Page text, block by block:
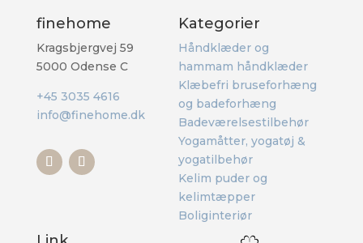
finehome
Kragsbjergvej 59
5000 Odense C
+45 3035 4616
info@finehome.dk
Kategorier
Håndklæder og
hammam håndklæder
Klæbefri bruseforhæng
og badeforhæng
Badeværelsestilbehør
Yogamåtter, yogatøj &
yogatilbehør
Kelim puder og
kelimtæpper
Boliginteriør